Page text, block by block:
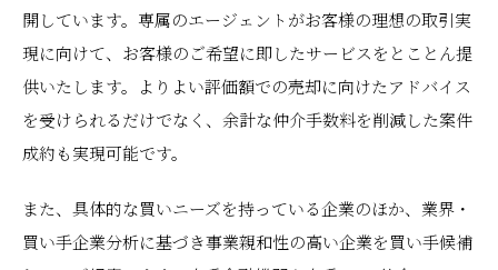
開しています。専属のエージェントがお客様の理想の取引実
現に向けて、お客様のご希望に即したサービスをとことん提
供いたします。よりよい評価額での売却に向けたアドバイス
を受けられるだけでなく、余計な仲介手数料を削減した案件
成約も実現可能です。
また、具体的な買いニーズを持っている企業のほか、業界・
買い手企業分析に基づき事業親和性の高い企業を買い手候補